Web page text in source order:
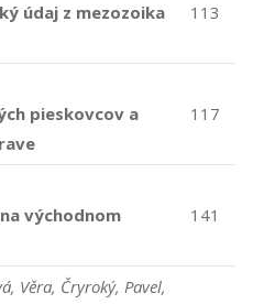
údaj z mezozoika
113
pieskovcov a
117
východnom
141
Věra, Čryroký, Pavel,